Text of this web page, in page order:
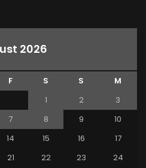
2026
F S S
M
1
2
3
7 8 9
10
14 15 16
17
21 22 23 24